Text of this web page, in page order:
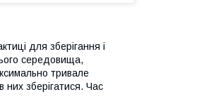
для зберігання і
середовища,
тривале
них зберігатися. Час